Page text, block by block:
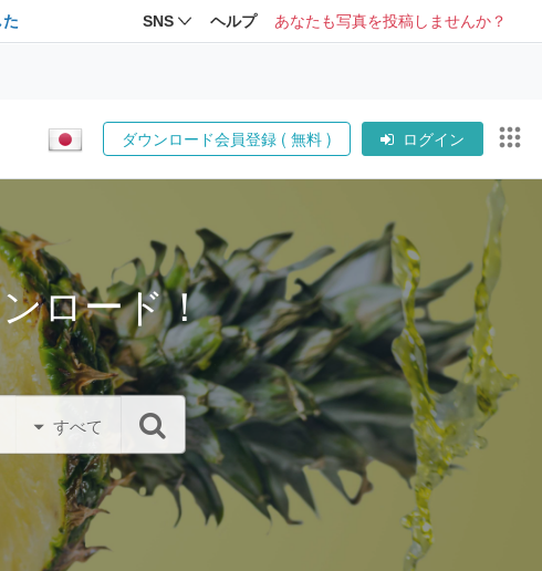
SNS ヘルプ あなたも写真を投稿しませんか？
ダウンロード会員登録 ( 無料 ) ログイン
ロード！
すべて